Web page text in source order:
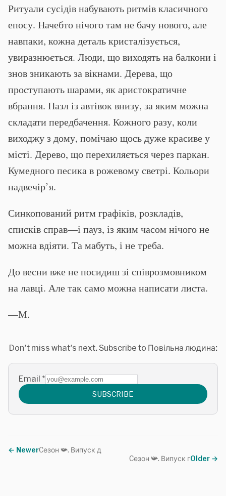
Ритуали сусідів набувають ритмів класичного
епосу. Начебто нічого там не бачу нового, але
навпаки, кожна деталь кристалізується,
увиразнюється. Люди, що виходять на балкони і
знов зникають за вікнами. Дерева, що
проступають шарами, як аристократичне
вбрання. Пазл із автівок внизу, за яким можна
складати передбачення. Кожного разу, коли
виходжу з дому, помічаю щось дуже красиве у
місті. Дерево, що перехиляється через паркан.
Кумедного песика в рожевому светрі. Кольори
надвечір’я.
Синкопований ритм графіків, розкладів,
списків справ—і пауз, із яким часом нічого не
можна вдіяти. Та мабуть, і не треба.
До весни вже не посидиш зі співрозмовником
на лавці. Але так само можна написати листа.
—М.
Don't miss what's next. Subscribe to Повільна людина:
Email *
SUBSCRIBE
← NewerCезон 📯. Випуск д
Older →
Cезон 📯. Випуск г